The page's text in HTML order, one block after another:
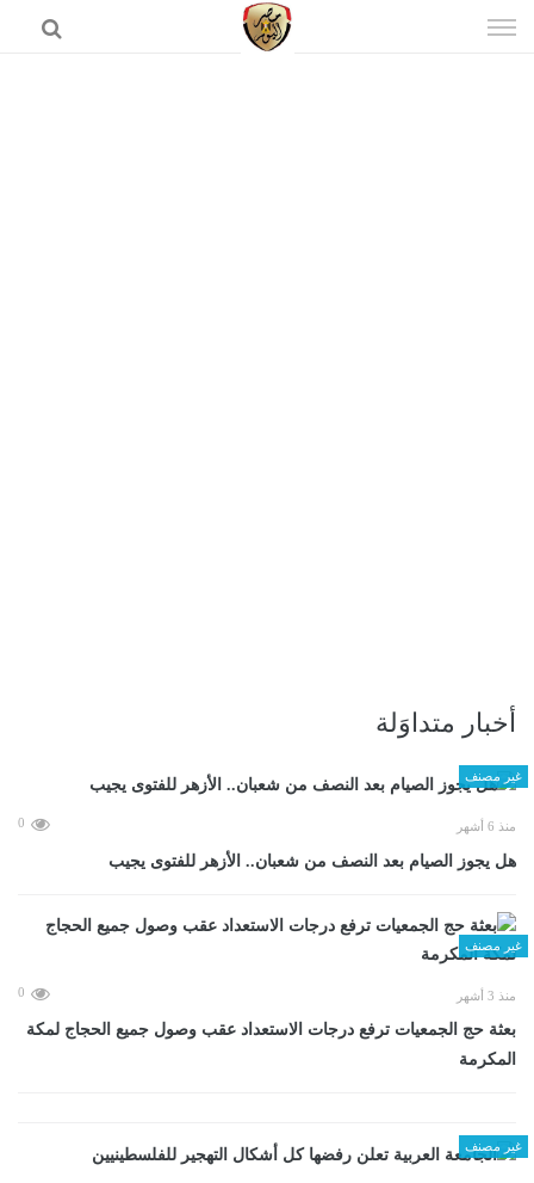
الى
أخبار متداوَلة
غير مصنف
منذ 6 أشهر 0
هل يجوز الصيام بعد النصف من شعبان.. الأزهر للفتوى يجيب
غير مصنف
منذ 3 أشهر 0
بعثة حج الجمعيات ترفع درجات الاستعداد عقب وصول جميع الحجاج لمكة
المكرمة
غير مصنف